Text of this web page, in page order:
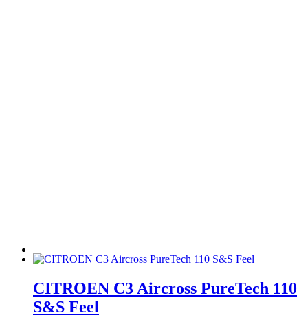
CITROEN C3 Aircross PureTech 110
S&S Feel